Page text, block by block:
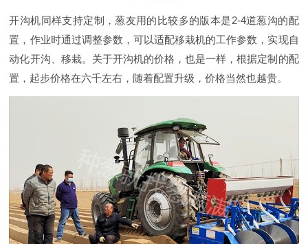
开沟机同样支持定制，葱友用的比较多的版本是2-4道葱沟的配
置，作业时通过调整参数，可以适配移栽机的工作参数，实现自
动化开沟、移栽。关于开沟机的价格，也是一样，根据定制的配
置，起步价格在六千左右，随着配置升级，价格当然也越贵。